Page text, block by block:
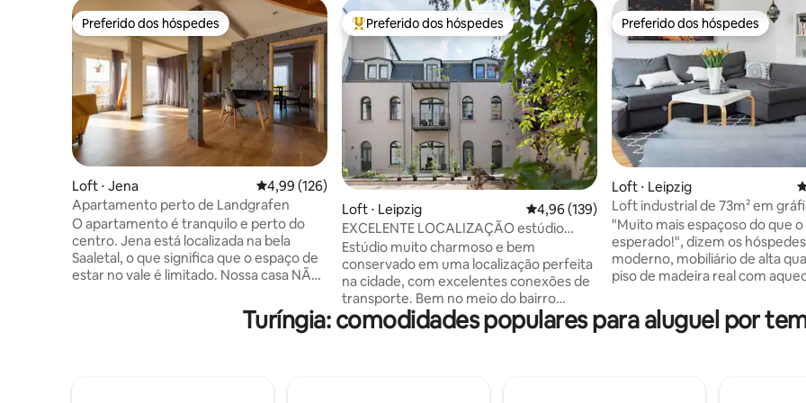
Preferido dos hóspedes
Preferido dos hóspedes
Loft ⋅ Jena 4,99 de uma avaliação média de 5, 126 avaliações
4,99 (126)
Apartamento perto de Landgrafen
O apartamento é tranquilo e perto do
centro. Jena está localizada na bela
Saaletal, o que significa que o espaço de
estar no vale é limitado. Nossa casa NÃO
Landgrave de uma das montanhas que
Entre os melhores preferidos dos hóspedes
Preferido dos hóspedes
Loft ⋅ Leipzig 4,96 de uma avaliação média de 5, 139
4,96 (139)
EXCELENTE LOCALIZAÇÃO estúdio
muito charmoso com terraço
Estúdio muito charmoso e bem
conservado em uma localização perfeita
na cidade, com excelentes conexões de
transporte. Bem no meio do bairro
popular. Localizado em um local tranquilo
no quintal, com seu próprio terraço
Preferido dos hóspedes
Preferido dos hóspedes
Loft ⋅ Leipzig
Loft industrial de 73m² em
histórica
"Muito mais espaçoso do que o
esperado!", dizem os hóspedes.
moderno, mobiliário de alta
piso de madeira real com
luz, elegantemente decorados
espaçosos 73 m², 8 minutos a
Turíngia: comodidades populares para aluguel por